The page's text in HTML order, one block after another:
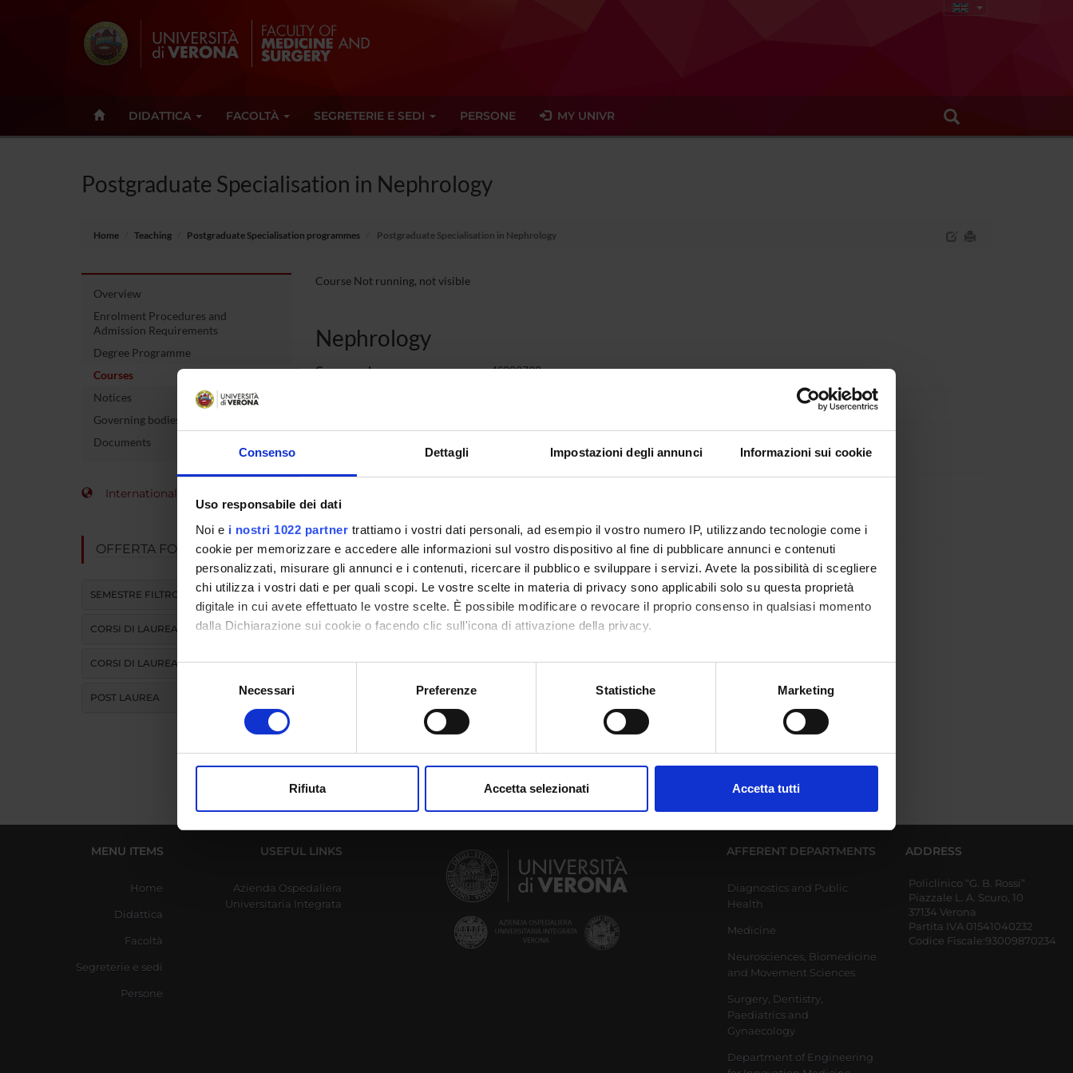
Consenso Dettagli Impostazioni degli annunci Informazioni sui cookie
Uso responsabile dei dati
Noi e i nostri 1022 partner trattiamo i vostri dati personali, ad esempio il vostro numero IP, utilizzando tecnologie come i
cookie per memorizzare e accedere alle informazioni sul vostro dispositivo al fine di pubblicare annunci e contenuti
personalizzati, misurare gli annunci e i contenuti, ricercare il pubblico e sviluppare i servizi. Avete la possibilità di scegliere
chi utilizza i vostri dati e per quali scopi. Le vostre scelte in materia di privacy sono applicabili solo su questa proprietà
digitale in cui avete effettuato le vostre scelte. È possibile modificare o revocare il proprio consenso in qualsiasi momento
dalla Dichiarazione sui cookie o facendo clic sull'icona di attivazione della privacy.
Con il tuo consenso, vorremmo anche:
raccogliere informazioni sulla tua posizione geografica, con un'approssimazione di qualche metro,
digitali).
modificare o ritirare il tuo consenso in qualsiasi momento dalla Dichiarazione sui cookie.
che hanno raccolto dal tuo utilizzo dei loro servizi.
Selezione
Necessari Preferenze Statistiche Marketing
Rifiuta Accetta selezionati Accetta tutti
DIDATTICA FACOLTÀ SEGRETERIE E SEDI PERSONE MY UNIVR
Postgraduate Specialisation in Nephrology
Home Teaching Postgraduate Specialisation programmes Postgraduate Specialisation in Nephrology
Overview
Enrolment Procedures and
Admission Requirements
Degree Programme
Courses
Notices
Governing bodies
Documents
International Students
OFFERTA FORMATIVA
SEMESTRE FILTRO
CORSI DI LAUREA
CORSI DI LAUREA MAGISTRALE
POST LAUREA
Course Not running, not visible
Nephrology
Course code 4S002798
Site VERONA
Period not yet allocated
MENU ITEMS
Home
Didattica
Facoltà
Segreterie e sedi
Persone
USEFUL LINKS
Azienda Ospedaliera
Universitaria Integrata
AFFERENT DEPARTMENTS
Diagnostics and Public
Health
Medicine
Neurosciences, Biomedicine
and Movement Sciences
Surgery, Dentistry,
Paediatrics and
Gynaecology
Department of Engineering
ADDRESS
Policlinico “G. B. Rossi”
Piazzale L. A. Scuro, 10
37134 Verona
Partita IVA 01541040232
Codice Fiscale:93009870234